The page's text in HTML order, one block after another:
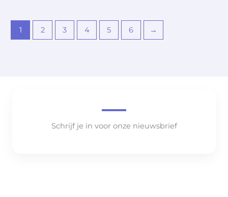
1 2 3 4 5 6 →
Schrijf je in voor onze nieuwsbrief